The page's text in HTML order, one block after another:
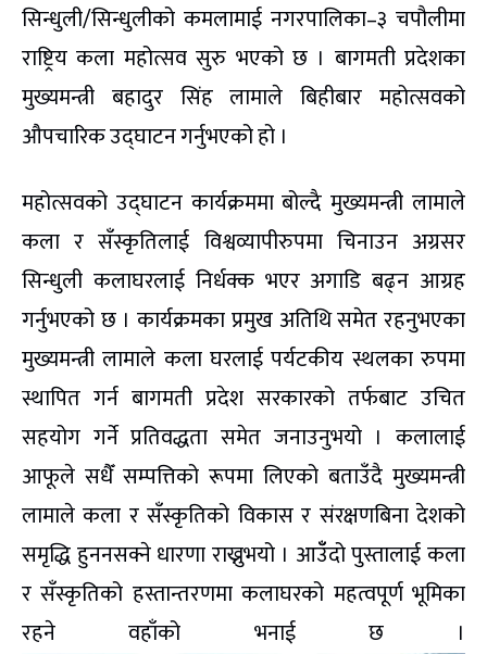
सिन्धुली/सिन्धुलीको कमलामाई नगरपालिका–३ चपौलीमा
राष्ट्रिय कला महोत्सव सुरु भएको छ । बागमती प्रदेशका
मुख्यमन्त्री बहादुर सिंह लामाले बिहीबार महोत्सवको
औपचारिक उद्घाटन गर्नुभएको हो ।
महोत्सवको उद्घाटन कार्यक्रममा बोल्दै मुख्यमन्त्री लामाले
कला र सँस्कृतिलाई विश्वव्यापीरुपमा चिनाउन अग्रसर
सिन्धुली कलाघरलाई निर्धक्क भएर अगाडि बढ्न आग्रह
गर्नुभएको छ । कार्यक्रमका प्रमुख अतिथि समेत रहनुभएका
मुख्यमन्त्री लामाले कला घरलाई पर्यटकीय स्थलका रुपमा
स्थापित गर्न बागमती प्रदेश सरकारको तर्फबाट उचित
सहयोग गर्ने प्रतिवद्धता समेत जनाउनुभयो । कलालाई
आफूले सधैँ सम्पत्तिको रूपमा लिएको बताउँदै मुख्यमन्त्री
लामाले कला र सँस्कृतिको विकास र संरक्षणबिना देशको
समृद्धि हुननसक्ने धारणा राख्नुभयो । आउँँदो पुस्तालाई कला
र सँस्कृतिको हस्तान्तरणमा कलाघरको महत्वपूर्ण भूमिका
रहने वहाँको भनाई छ ।